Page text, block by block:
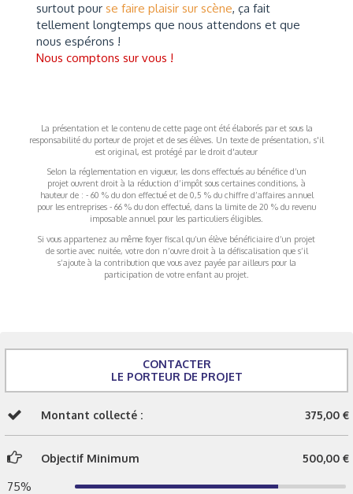
surtout pour se faire plaisir sur scène, ça fait
tellement longtemps que nous attendons et que
nous espérons !
Nous comptons sur vous !
La présentation et le contenu de cette page ont été élaborés par et sous la
responsabilité du porteur de projet et de ses élèves. Un texte de présentation, s'il
est original, est protégé par le droit d'auteur
Selon la réglementation en vigueur, les dons effectués au bénéfice d’un
projet ouvrent droit à la réduction d’impôt sous certaines conditions, à
hauteur de : - 60 % du don effectué et de 0,5 % du chiffre d’affaires annuel
pour les entreprises - 66 % du don effectué, dans la limite de 20 % du revenu
imposable annuel pour les particuliers éligibles.
Si vous appartenez au même foyer fiscal qu’un élève bénéficiaire d’un projet
de sortie avec nuitée, votre don n’ouvre droit à la défiscalisation que s’il
s’ajoute à la contribution que vous avez payée par ailleurs pour la
participation de votre enfant au projet.
CONTACTER
LE PORTEUR DE PROJET
Montant collecté : 375,00 €
Objectif Minimum 500,00 €
75%